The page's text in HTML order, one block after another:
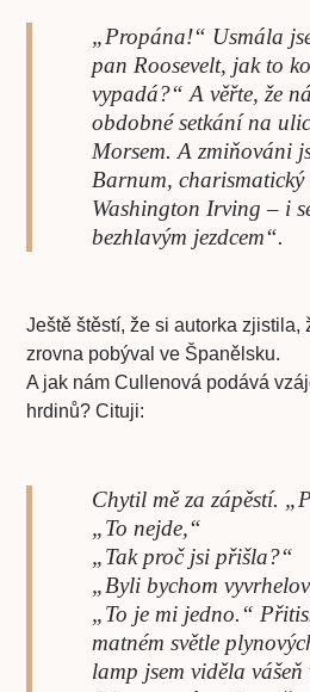
„Propána!“ Usmála
pan Roosevelt, jak to
vypadá?“ A věřte, že
obdobné setkání na
Morsem. A zmiňováni
Barnum,
Washington Irving – i
bezhlavým jezdcem“.
Ještě štěstí, že si autorka zjistila,
zrovna pobýval ve Španělsku.
A jak nám Cullenová podává
hrdinů? Cituji:
Chytil mě za zápěstí.
„To nejde,“
„Tak proč jsi přišla?“
„Byli bychom
„To je mi jedno.“
matném světle
lamp jsem viděla